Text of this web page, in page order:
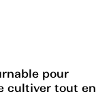
pour
cultiver tout en